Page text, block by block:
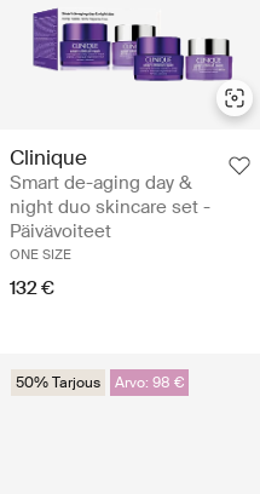
Clinique
Smart de-aging day &
night duo skincare set -
Päivävoiteet
ONE SIZE
132 €
50% Tarjous Arvo: 98 €